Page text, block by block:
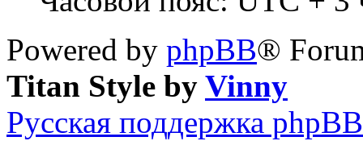
Powered by phpBB®
Titan Style by Vinny
Русская поддержка phpBB